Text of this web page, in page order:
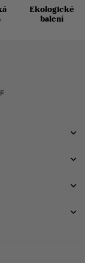
Ekologické
balení